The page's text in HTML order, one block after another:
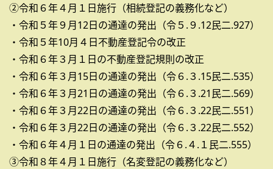
②令和６年４月１日施行（相続登記の義務化など）
・令和５年９月12日の通達の発出（令５.９.12民二.927）
・令和５年10月４日不動産登記令の改正
・令和６年３月１日の不動産登記規則の改正
・令和６年３月15日の通達の発出（令６.３.15民二.535）
・令和６年３月21日の通達の発出（令６.３.21民二.569）
・令和６年３月22日の通達の発出（令６.３.22民二.551）
・令和６年３月22日の通達の発出（令６.３.22民二.552）
・令和６年４月１日の通達の発出（令６.４.１民二.555）
③令和８年４月１日施行（名変登記の義務化など）